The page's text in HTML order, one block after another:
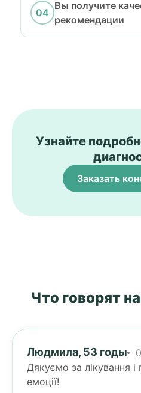
Вы получите
рекомендации
Узнайте
Заказать
Что говорят
Людмила, 53 годы
Дякуємо за лікування і
емоції!